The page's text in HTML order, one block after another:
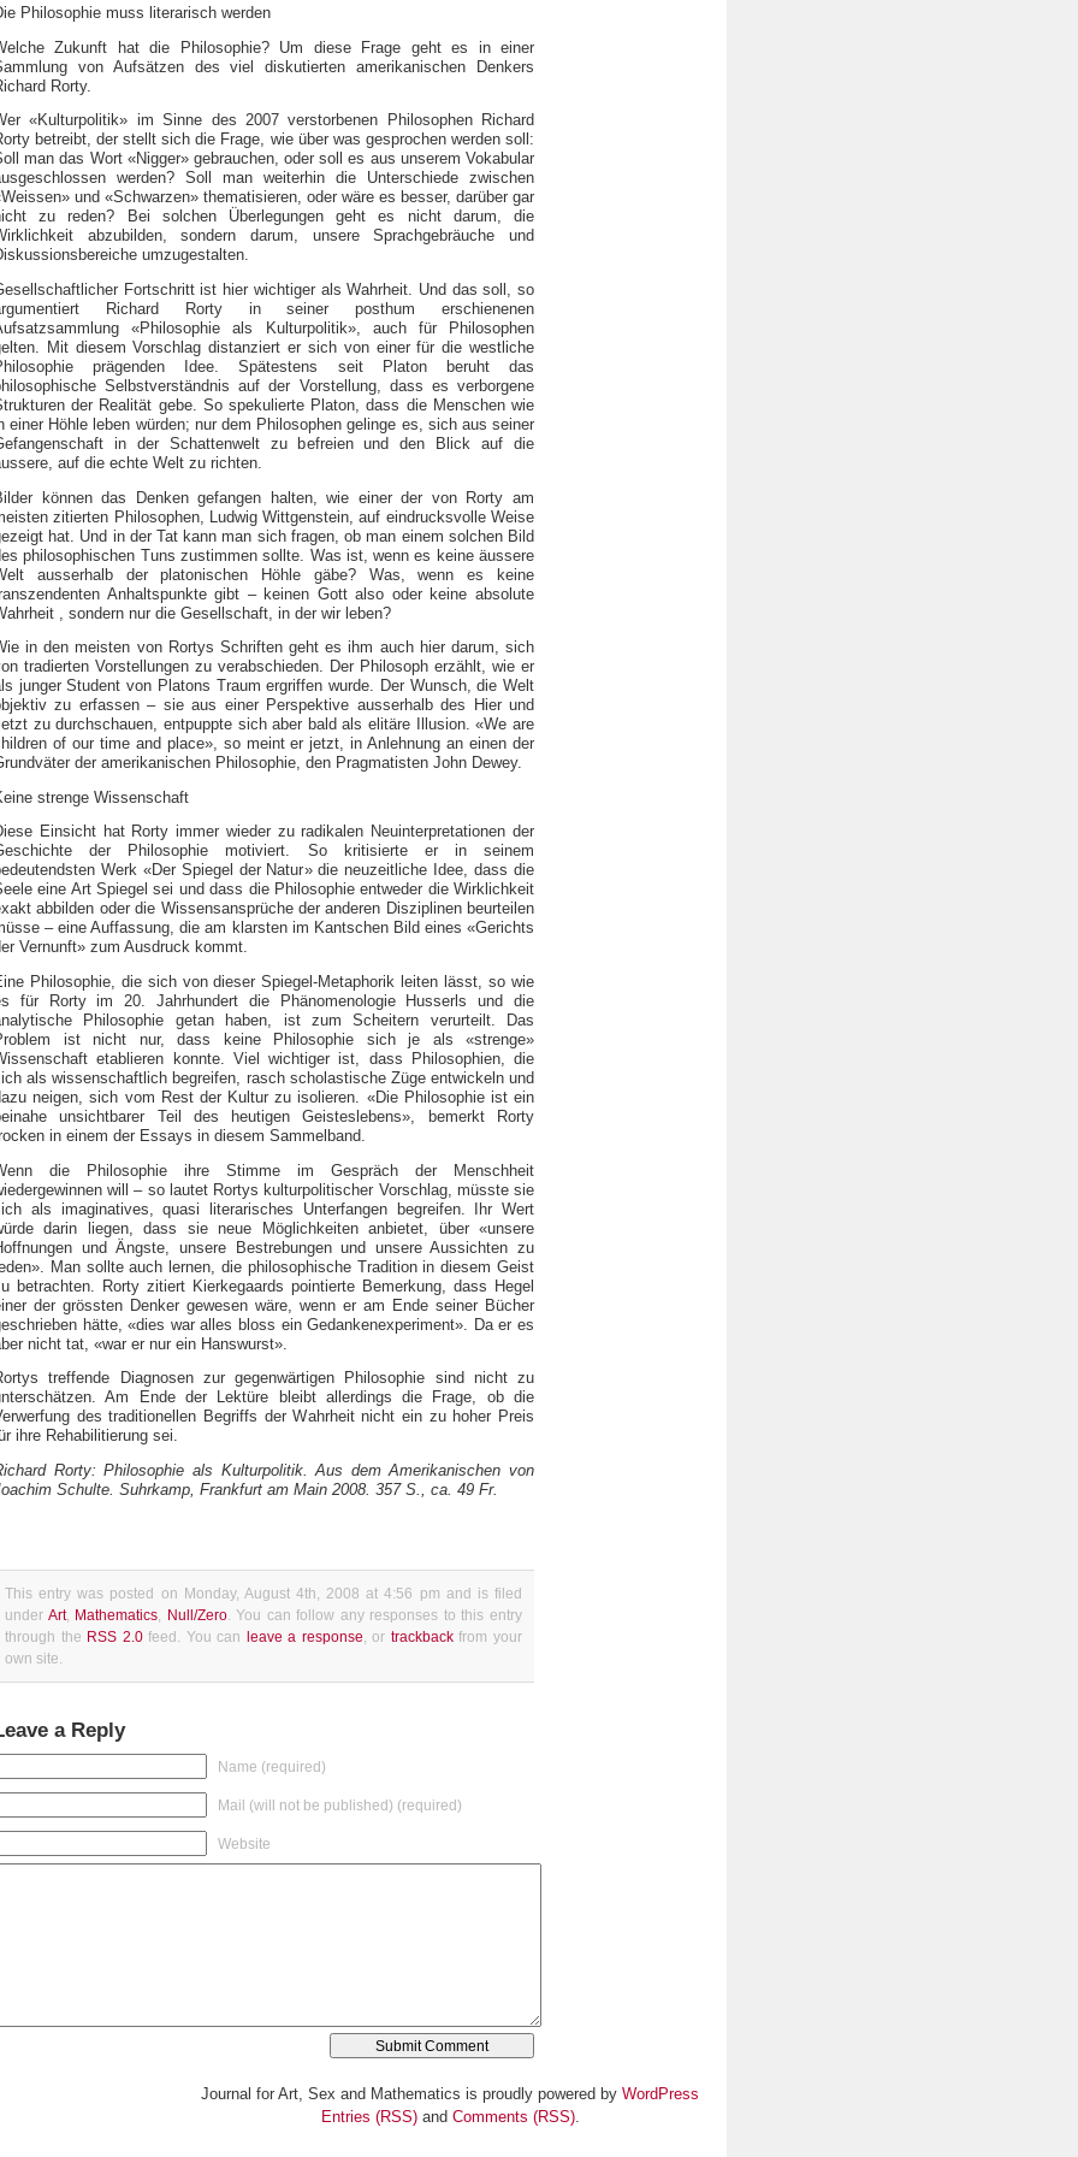
Philosophie muss literarisch werden
Zukunft hat die Philosophie? Um diese Frage geht es in einer
von Aufsätzen des viel diskutierten amerikanischen Denkers
Rorty.
«Kulturpolitik» im Sinne des 2007 verstorbenen Philosophen Richard
betreibt, der stellt sich die Frage, wie über was gesprochen werden soll:
man das Wort «Nigger» gebrauchen, oder soll es aus unserem Vokabular
werden? Soll man weiterhin die Unterschiede zwischen
und «Schwarzen» thematisieren, oder wäre es besser, darüber gar
zu reden? Bei solchen Überlegungen geht es nicht darum, die
abzubilden, sondern darum, unsere Sprachgebräuche und
umzugestalten.
Fortschritt ist hier wichtiger als Wahrheit. Und das soll, so
Richard Rorty in seiner posthum erschienenen
«Philosophie als Kulturpolitik», auch für Philosophen
Mit diesem Vorschlag distanziert er sich von einer für die westliche
prägenden Idee. Spätestens seit Platon beruht das
Selbstverständnis auf der Vorstellung, dass es verborgene
der Realität gebe. So spekulierte Platon, dass die Menschen wie
einer Höhle leben würden; nur dem Philosophen gelinge es, sich aus seiner
in der Schattenwelt zu befreien und den Blick auf die
auf die echte Welt zu richten.
können das Denken gefangen halten, wie einer der von Rorty am
zitierten Philosophen, Ludwig Wittgenstein, auf eindrucksvolle Weise
hat. Und in der Tat kann man sich fragen, ob man einem solchen Bild
philosophischen Tuns zustimmen sollte. Was ist, wenn es keine äussere
ausserhalb der platonischen Höhle gäbe? Was, wenn es keine
Anhaltspunkte gibt – keinen Gott also oder keine absolute
, sondern nur die Gesellschaft, in der wir leben?
in den meisten von Rortys Schriften geht es ihm auch hier darum, sich
tradierten Vorstellungen zu verabschieden. Der Philosoph erzählt, wie er
junger Student von Platons Traum ergriffen wurde. Der Wunsch, die Welt
zu erfassen – sie aus einer Perspektive ausserhalb des Hier und
zu durchschauen, entpuppte sich aber bald als elitäre Illusion. «We are
of our time and place», so meint er jetzt, in Anlehnung an einen der
der amerikanischen Philosophie, den Pragmatisten John Dewey.
strenge Wissenschaft
Einsicht hat Rorty immer wieder zu radikalen Neuinterpretationen der
der Philosophie motiviert. So kritisierte er in seinem
Werk «Der Spiegel der Natur» die neuzeitliche Idee, dass die
eine Art Spiegel sei und dass die Philosophie entweder die Wirklichkeit
abbilden oder die Wissensansprüche der anderen Disziplinen beurteilen
– eine Auffassung, die am klarsten im Kantschen Bild eines «Gerichts
Vernunft» zum Ausdruck kommt.
Philosophie, die sich von dieser Spiegel-Metaphorik leiten lässt, so wie
für Rorty im 20. Jahrhundert die Phänomenologie Husserls und die
Philosophie getan haben, ist zum Scheitern verurteilt. Das
ist nicht nur, dass keine Philosophie sich je als «strenge»
etablieren konnte. Viel wichtiger ist, dass Philosophien, die
als wissenschaftlich begreifen, rasch scholastische Züge entwickeln und
neigen, sich vom Rest der Kultur zu isolieren. «Die Philosophie ist ein
unsichtbarer Teil des heutigen Geisteslebens», bemerkt Rorty
in einem der Essays in diesem Sammelband.
die Philosophie ihre Stimme im Gespräch der Menschheit
will – so lautet Rortys kulturpolitischer Vorschlag, müsste sie
als imaginatives, quasi literarisches Unterfangen begreifen. Ihr Wert
darin liegen, dass sie neue Möglichkeiten anbietet, über «unsere
und Ängste, unsere Bestrebungen und unsere Aussichten zu
Man sollte auch lernen, die philosophische Tradition in diesem Geist
betrachten. Rorty zitiert Kierkegaards pointierte Bemerkung, dass Hegel
der grössten Denker gewesen wäre, wenn er am Ende seiner Bücher
hätte, «dies war alles bloss ein Gedankenexperiment». Da er es
nicht tat, «war er nur ein Hanswurst».
treffende Diagnosen zur gegenwärtigen Philosophie sind nicht zu
Am Ende der Lektüre bleibt allerdings die Frage, ob die
des traditionellen Begriffs der Wahrheit nicht ein zu hoher Preis
ihre Rehabilitierung sei.
Rorty: Philosophie als Kulturpolitik. Aus dem Amerikanischen von
Schulte. Suhrkamp, Frankfurt am Main 2008. 357 S., ca. 49 Fr.
This entry was posted on Monday, August 4th, 2008 at 4:56 pm and is filed
under Art, Mathematics, Null/Zero. You can follow any responses to this entry
through the RSS 2.0feed. You can leave a response, or trackbackfrom your
own site.
a Reply
Name (required)
Mail (will not be published) (required)
Website
Journal for Art, Sex and Mathematics is proudly powered by WordPress
Entries (RSS)and Comments (RSS).